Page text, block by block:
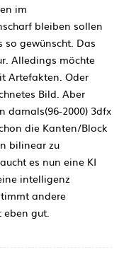
im
bleiben sollen
so gewünscht. Das
Alledings möchte
Artefakten. Oder
Bild. Aber
damals(96-2000) 3dfx
die Kanten/Block
bilinear zu
es nun eine KI
intelligenz
andere
eben gut.